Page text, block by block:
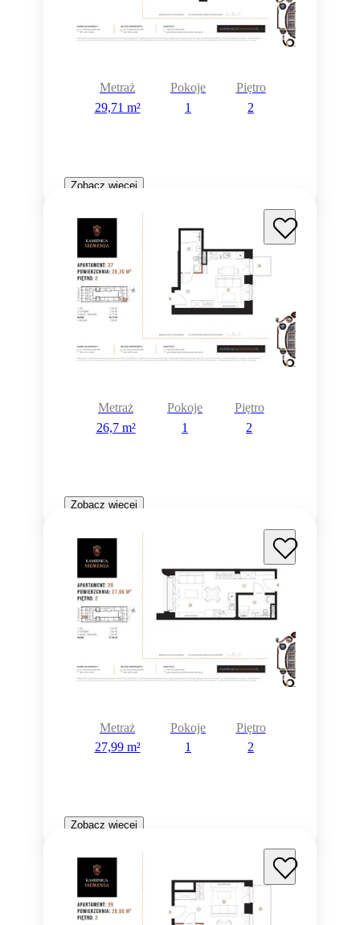
Metraż
29,71 m²
Pokoje
1
Piętro
2
Zobacz więcej
Metraż
26,7 m²
Pokoje
1
Piętro
2
Zobacz więcej
Metraż
27,99 m²
Pokoje
1
Piętro
2
Zobacz więcej